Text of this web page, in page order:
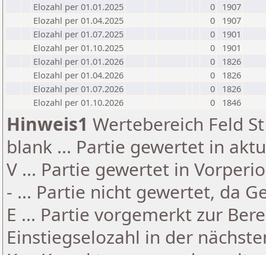
Elozahl per 01.01.2025
0
1907
Elozahl per 01.04.2025
0
1907
Elozahl per 01.07.2025
0
1901
Elozahl per 01.10.2025
0
1901
Elozahl per 01.01.2026
0
1826
Elozahl per 01.04.2026
0
1826
Elozahl per 01.07.2026
0
1826
Elozahl per 01.10.2026
0 1846
Hinweis1 Wertebereich Feld
blank ... Partie gewertet in
V ... Partie gewertet in
- ... Partie nicht gewertet, da
E ... Partie vorgemerkt zur
Einstiegselozahl in der